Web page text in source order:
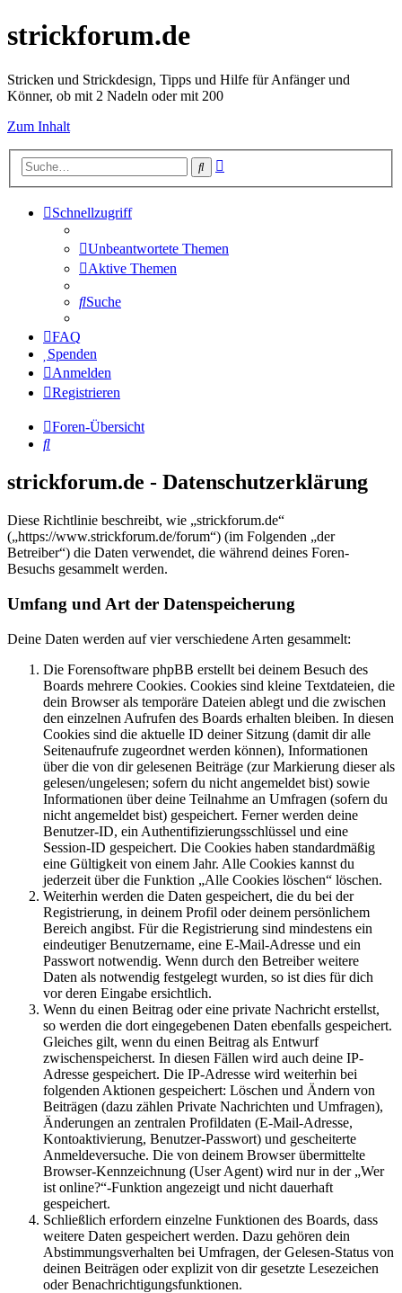
strickforum.de
Stricken und Strickdesign, Tipps und Hilfe für Anfänger und
Könner, ob mit 2 Nadeln oder mit 200
Zum Inhalt
Suche
Schnellzugriff
Unbeantwortete Themen
Aktive Themen
Suche
FAQ
Spenden
Anmelden
Registrieren
Foren-Übersicht
Suche
strickforum.de - Datenschutzerklärung
Diese Richtlinie beschreibt, wie „strickforum.de“
(„https://www.strickforum.de/forum“) (im Folgenden „der
Betreiber“) die Daten verwendet, die während deines Foren-
Besuchs gesammelt werden.
Umfang und Art der Datenspeicherung
Deine Daten werden auf vier verschiedene Arten gesammelt:
Die Forensoftware phpBB erstellt bei deinem Besuch des
Boards mehrere Cookies. Cookies sind kleine Textdateien, die
dein Browser als temporäre Dateien ablegt und die zwischen
den einzelnen Aufrufen des Boards erhalten bleiben. In diesen
Cookies sind die aktuelle ID deiner Sitzung (damit dir alle
Seitenaufrufe zugeordnet werden können), Informationen
über die von dir gelesenen Beiträge (zur Markierung dieser als
gelesen/ungelesen; sofern du nicht angemeldet bist) sowie
Informationen über deine Teilnahme an Umfragen (sofern du
nicht angemeldet bist) gespeichert. Ferner werden deine
Benutzer-ID, ein Authentifizierungsschlüssel und eine
Session-ID gespeichert. Die Cookies haben standardmäßig
eine Gültigkeit von einem Jahr. Alle Cookies kannst du
jederzeit über die Funktion „Alle Cookies löschen“ löschen.
Weiterhin werden die Daten gespeichert, die du bei der
Registrierung, in deinem Profil oder deinem persönlichem
Bereich angibst. Für die Registrierung sind mindestens ein
eindeutiger Benutzername, eine E-Mail-Adresse und ein
Passwort notwendig. Wenn durch den Betreiber weitere
Daten als notwendig festgelegt wurden, so ist dies für dich
vor deren Eingabe ersichtlich.
Wenn du einen Beitrag oder eine private Nachricht erstellst,
so werden die dort eingegebenen Daten ebenfalls gespeichert.
Gleiches gilt, wenn du einen Beitrag als Entwurf
zwischenspeicherst. In diesen Fällen wird auch deine IP-
Adresse gespeichert. Die IP-Adresse wird weiterhin bei
folgenden Aktionen gespeichert: Löschen und Ändern von
Beiträgen (dazu zählen Private Nachrichten und Umfragen),
Änderungen an zentralen Profildaten (E-Mail-Adresse,
Kontoaktivierung, Benutzer-Passwort) und gescheiterte
Anmeldeversuche. Die von deinem Browser übermittelte
Browser-Kennzeichnung (User Agent) wird nur in der „Wer
ist online?“-Funktion angezeigt und nicht dauerhaft
gespeichert.
Schließlich erfordern einzelne Funktionen des Boards, dass
weitere Daten gespeichert werden. Dazu gehören dein
Abstimmungsverhalten bei Umfragen, der Gelesen-Status von
deinen Beiträgen oder explizit von dir gesetzte Lesezeichen
oder Benachrichtigungsfunktionen.